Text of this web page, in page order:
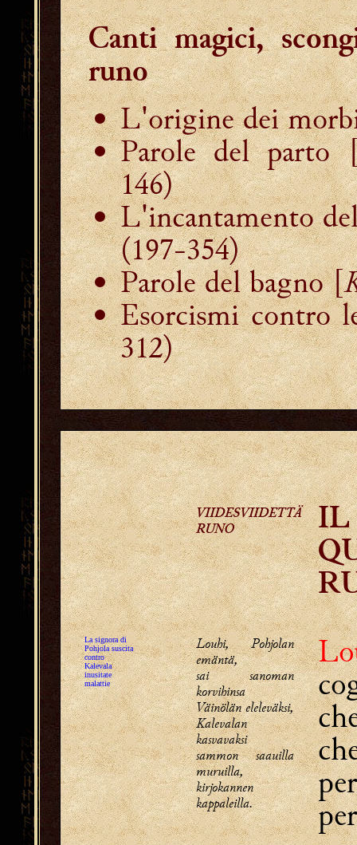
Canti magici,
runo
L'origine dei
Parole del parto
146)
L'incantamento
(197-354)
Parole del bagno [
Esorcismi contro
312)
VIIDESVIIDETTÄ
RUNO
IL
La signora di
Pohjola suscita
contro
Kalevala
inusitate
malattie
Louhi, Pohjolan
emäntä,
sai sanoman
korvihinsa
Väinölän eleleväksi,
Kalevalan
kasvavaksi
sammon saauilla
muruilla,
kirjokannen
kappaleilla.